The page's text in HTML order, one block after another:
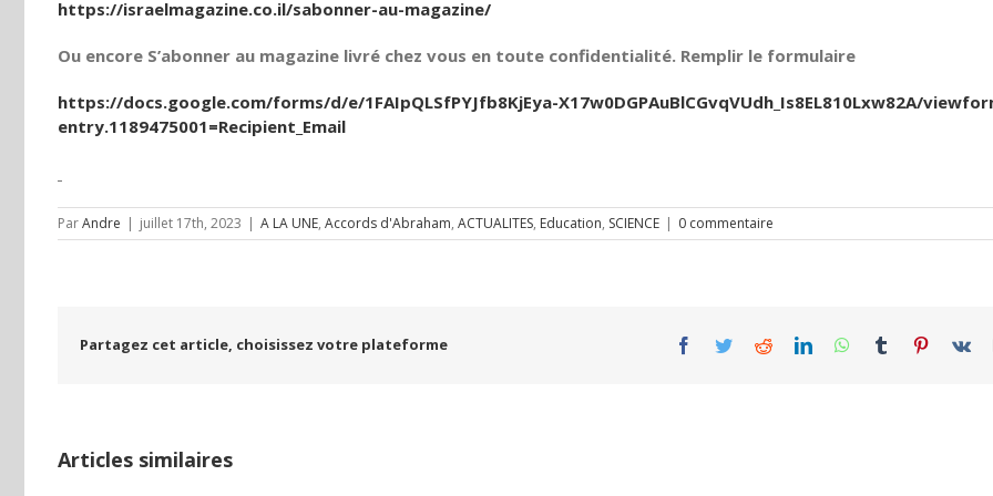
https://israelmagazine.co.il/sabonner-au-magazine/
Ou encore S’abonner au magazine livré chez vous en toute confidentialité. Remplir le formulaire
https://docs.google.com/forms/d/e/1FAIpQLSfPYJfb8KjEya-X17w0DGPAuBlCGvqVUdh_Is8EL810Lxw82A/
entry.1189475001=Recipient_Email
ParAndre | juillet 17th, 2023 | A LA UNE, Accords d'Abraham, ACTUALITES, Education, SCIENCE | 0 commentaire
Partagez cet article, choisissez votre plateforme Facebook
TwitterRedditLinkedInWhatsApp
Tumblr Pinterest
Vk
Articles similaires